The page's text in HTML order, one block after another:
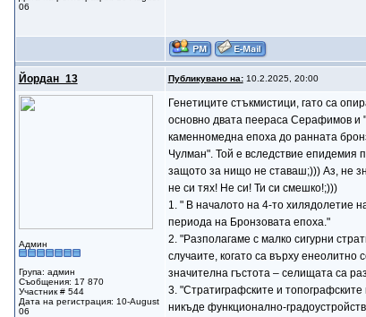
06
Йордан_13 Публикувано на:10.2.2025, 20:00
Админ
Група: админ
Съобщения: 17 870
Участник # 544
Дата на регистрация: 10-August
06
Генетиците стъкмистици, гато са
основно двата пеераса Серафимов и
каменномедна епоха до ранната
Чулман". Той е вследствие епидемия
защото за нищо не ставаш;))) Аз, не
не си тях! Не си! Ти си смешко!;)))
1. " В началото на 4-то хилядолетие
периода на Бронзовата епоха."
2. "Разполагаме с малко сигурни
случаите, когато са върху
значителна гъстота – селищата са
3. "Стратиграфските и
никъде функционално-